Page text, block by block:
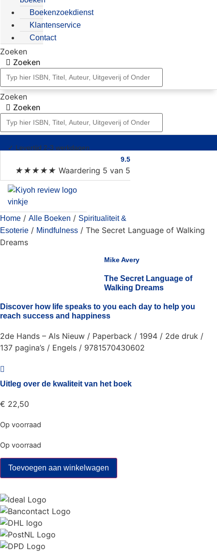
Boekenzoekdienst
Klantenservice
Contact
Zoeken
Zoeken
Zoeken
Zoeken
✓ Levertijd 2-3 werkdagen
9.5
★★★★★ Waardering 5 van 5
Home / Alle Boeken / Spiritualiteit &
Esoterie / Mindfulness / The Secret Language of Walking
Dreams
Mike Avery
The Secret Language of
Walking Dreams
Discover how life speaks to you each day to help you
reach success and happiness
2de Hands – Als Nieuw / Paperback / 1994 / 2de druk /
137 pagina’s / Engels / 9781570430602
Uitleg over de kwaliteit van het boek
€ 22,50
Op voorraad
Op voorraad
The
Secret
Language
Walking
Dreams
aantal
Toevoegen aan winkelwagen